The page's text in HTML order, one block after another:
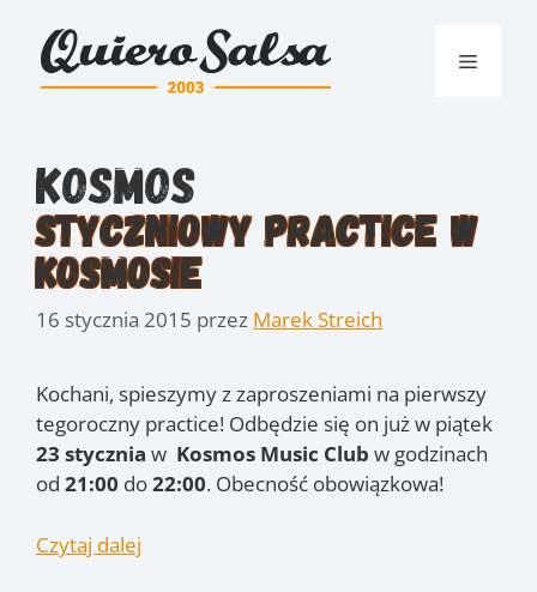
treści
Menu
Kosmos
Styczniowy Practice w
Kosmosie
16 stycznia 2015 przez Marek Streich
Kochani, spieszymy z zaproszeniami na pierwszy
tegoroczny practice! Odbędzie się on już w piątek
23 stycznia w Kosmos Music Club w godzinach
od 21:00 do22:00. Obecność obowiązkowa!
Czytaj dalej